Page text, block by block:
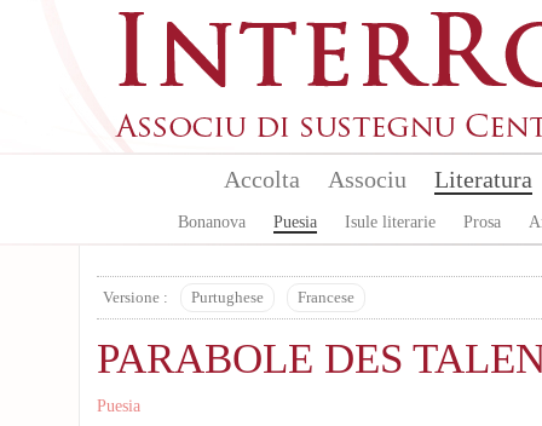
Accolta Associu Literatura
Bonanova Puesia Isule literarie Prosa
Versione : Purtughese Francese
PARABOLE DES
Puesia